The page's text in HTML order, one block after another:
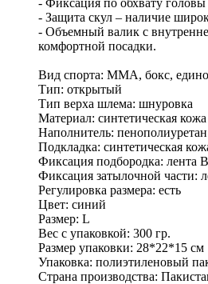
- Защита скул – наличие
- Объемный валик с
комфортной посадки.
Вид спорта: ММА, бокс,
Тип: открытый
Тип верха шлема: шнуровка
Материал: синтетическая
Наполнитель: пенополиуретан
Подкладка: синтетическая
Фиксация подбородка: лента
Фиксация затылочной части:
Регулировка размера: есть
Цвет: синий
Размер: L
Вес с упаковкой: 300 гр.
Размер упаковки: 28*22*15 см
Упаковка: полиэтиленовый
Страна производства: